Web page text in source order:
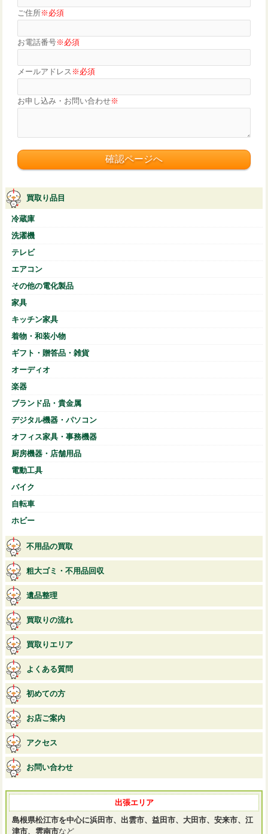
ご住所※必須
お電話番号※必須
メールアドレス ※必須
お申し込み・お問い合わせ※
買取り品目
冷蔵庫
洗濯機
テレビ
エアコン
その他の電化製品
家具
キッチン家具
着物・和装小物
ギフト・贈答品・雑貨
オーディオ
楽器
ブランド品・貴金属
デジタル機器・パソコン
オフィス家具・事務機器
厨房機器・店舗用品
電動工具
バイク
自転車
ホビー
不用品の買取
粗大ゴミ・不用品回収
遺品整理
買取りの流れ
買取りエリア
よくある質問
初めての方
お店ご案内
アクセス
お問い合わせ
出張エリア
島根県松江市を中心に浜田市、出雲市、益田市、大田市、安来市、江
津市、雲南市など